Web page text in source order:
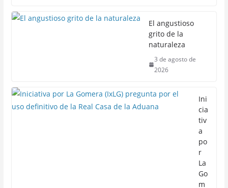
El angustioso
grito de la
naturaleza
3 de agosto de
2026
Ini
cia
tiv
a
po
r
La
Go
m